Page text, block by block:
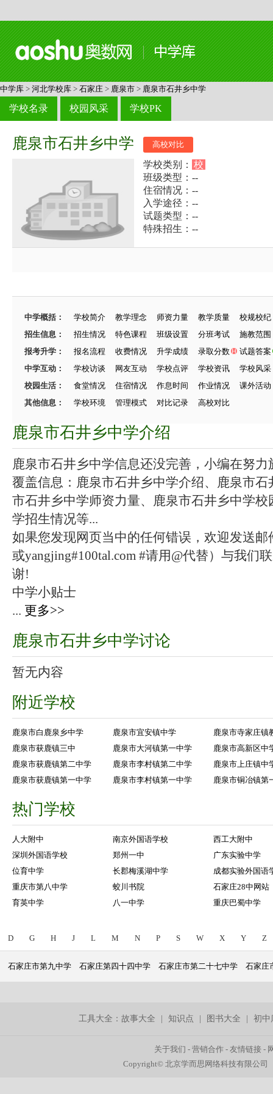
中学库 > 河北学校库 > 石家庄 > 鹿泉市 > 鹿泉市石井乡中学
学校名录 校园风采 学校PK
鹿泉市石井乡中学 高校对比
学校类别： 校
班级类型：--
住宿情况：--
入学途径：--
试题类型：--
特殊招生：--
中学概括： 学校简介 教学理念 师资力量 教学质量
校规校纪
招生信息：
招生情况 特色课程 班级设置 分班考试
施教范围
报考升学：
报名流程 收费情况 升学成绩 录取分数
试题答案
中学互动：
学校访谈 网友互动 学校点评 学校资讯
学校风采
校园生活：
食堂情况 住宿情况 作息时间 作业情况
课外活动
其他信息：
学校环境 管理模式 对比记录 高校对比
鹿泉市石井乡中学介绍
鹿泉市石井乡中学信息还没完善，小编在努力
覆盖信息：鹿泉市石井乡中学介绍、鹿泉市
市石井乡中学师资力量、鹿泉市石井乡中学
学招生情况等...
如果您发现网页当中的任何错误，欢迎发送邮
或yangjing#100tal.com #请用@代替）与我们
谢!
中学小贴士
... 更多>>
鹿泉市石井乡中学讨论
暂无内容
附近学校
鹿泉市白鹿泉乡中学 鹿泉市宜安镇中学
鹿泉市寺家庄镇
鹿泉市获鹿镇三中
鹿泉市大河镇第一中学
鹿泉市高新区中
鹿泉市获鹿镇第二中学
鹿泉市李村镇第二中学
鹿泉市上庄镇中
鹿泉市获鹿镇第一中学
鹿泉市李村镇第一中学 鹿泉市铜冶镇第
热门学校
人大附中 南京外国语学校
西工大附中
深圳外国语学校
郑州一中
广东实验中学
位育中学
长郡梅溪湖中学
成都实验外国语
重庆市第八中学
蛟川书院
石家庄28中网站
育英中学
八一中学 重庆巴蜀中学
D G H J L M N P S W X Y Z
石家庄市第九中学 石家庄第四十四中学 石家庄市第二十七中学 石家庄
工具大全：故事大全 |知识点 图书大全 |初中
关于我们 -营销合作 -友情链接 -
Copyright© 北京学而思网络科技有限公司